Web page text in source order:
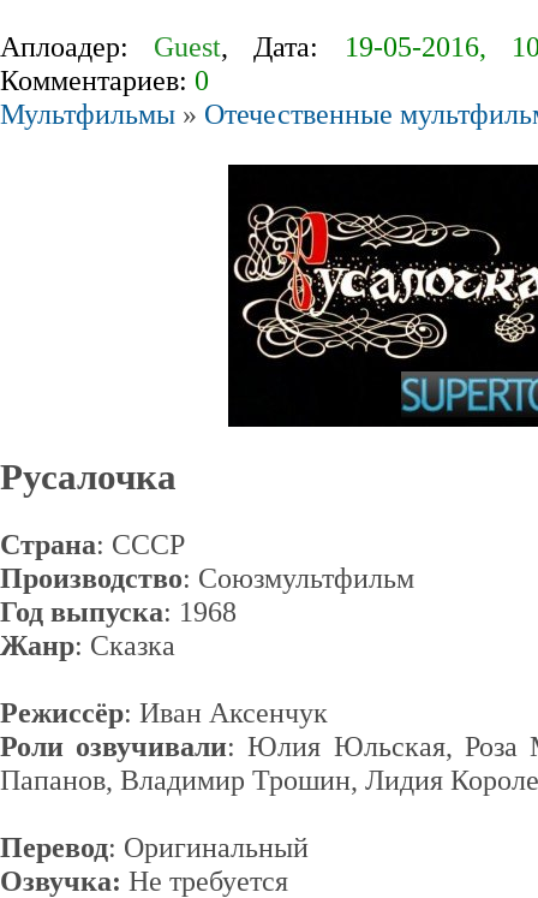
Аплоадер: Guest, Дата:
19-05-2016,
Комментариев: 0
Мультфильмы » Отечественные
Русалочка
Страна: СССР
Производство: Союзмультфильм
Год выпуска: 1968
Жанр: Сказка
Режиссёр: Иван Аксенчук
Роли озвучивали: Юлия Юльская, Роза
Папанов, Владимир Трошин, Лидия
Перевод: Оригинальный
Озвучка: Не требуется